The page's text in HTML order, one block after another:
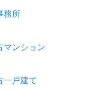
務所
マンション
一戸建て